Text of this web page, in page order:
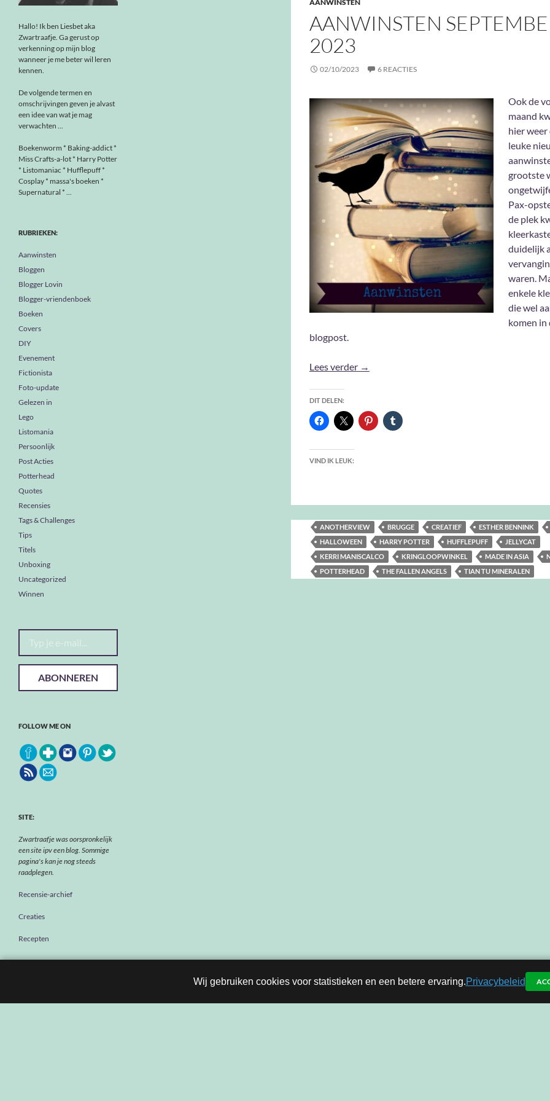
AANWINSTEN
AANWINSTEN
2023
02/10/2023 6 REACTIES
Ook de
maand
hier weer
leuke
grootste
Pax-
de plek
duidelijk
waren.
enkele
die wel
komen in
blogpost.
Lees verder Aanwinsten September 2023
→
DIT DELEN:
VIND IK LEUK:
ANOTHERVIEW BRUGGE CREATIEF ESTHER BENNINK
HALLOWEEN
HARRY POTTER HUFFLEPUFF
JELLYCAT
KERRI MANISCALCO
KRINGLOOPWINKEL MADE IN ASIA
POTTERHEAD
THE FALLEN ANGELS TIAN TU MINERALEN
Hallo! Ik ben Liesbet aka
Zwartraafje. Ga gerust op
verkenning op mijn blog
wanneer je me beter wil leren
kennen.
De volgende termen en
omschrijvingen geven je alvast
een idee van wat je mag
verwachten ...
Boekenworm * Baking-addict *
Miss Crafts-a-lot * Harry Potter
* Listomaniac * Hufflepuff *
Cosplay * massa's boeken *
Supernatural * ...
RUBRIEKEN:
Aanwinsten
Bloggen
Blogger Lovin
Blogger-vriendenboek
Boeken
Covers
DIY
Evenement
Fictionista
Foto-update
Gelezen in
Lego
Listomania
Persoonlijk
Post Acties
Potterhead
Quotes
Recensies
Tags & Challenges
Tips
Titels
Unboxing
Uncategorized
Winnen
Typ je e-mail...
ABONNEREN
FOLLOW ME ON
SITE:
Zwartraafje was oorspronkelijk
een site ipv een blog. Sommige
pagina's kan je nog steeds
raadplegen.
Recensie-archief
Creaties
Recepten
Wij gebruiken cookies voor statistieken en een betere ervaring.Privacybeleid